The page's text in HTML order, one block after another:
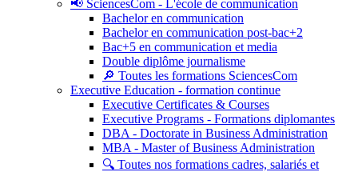
📢 SciencesCom - L'école de communication
Bachelor en communication
Bachelor en communication post-bac+2
Bac+5 en communication et media
Double diplôme journalisme
🔎 Toutes les formations SciencesCom
Executive Education - formation continue
Executive Certificates & Courses
Executive Programs - Formations diplomantes
DBA - Doctorate in Business Administration
MBA - Master of Business Administration
🔍 Toutes nos formations cadres, salariés et